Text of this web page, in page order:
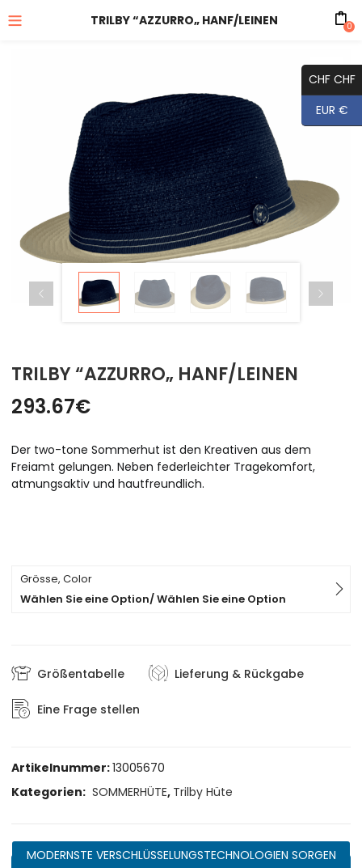
TRILBY “AZZURRO„ HANF/LEINEN 0
TRILBY “AZZURRO„ HANF/LEINEN
293.67€
Der two-tone Sommerhut ist den Kreativen aus dem
Freiamt gelungen. Neben federleichter Tragekomfort,
atmungsaktiv und hautfreundlich.
Grösse, Color
Wählen Sie eine Option/ Wählen Sie eine Option
Größentabelle Lieferung & Rückgabe
Eine Frage stellen
Artikelnummer:13005670
Kategorien: SOMMERHÜTE, Trilby Hüte
MODERNSTE VERSCHLÜSSELUNGSTECHNOLOGIEN SORGEN
CHF CHF
EUR €